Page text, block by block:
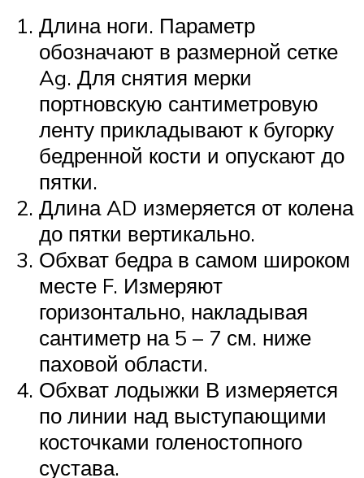
Длина ноги. Параметр
обозначают в размерной сетке
Ag. Для снятия мерки
портновскую сантиметровую
ленту прикладывают к бугорку
бедренной кости и опускают до
пятки.
Длина AD измеряется от колена
до пятки вертикально.
Обхват бедра в самом широком
месте F. Измеряют
горизонтально, накладывая
сантиметр на 5 – 7 см. ниже
паховой области.
Обхват лодыжки В измеряется
по линии над выступающими
косточками голеностопного
сустава.